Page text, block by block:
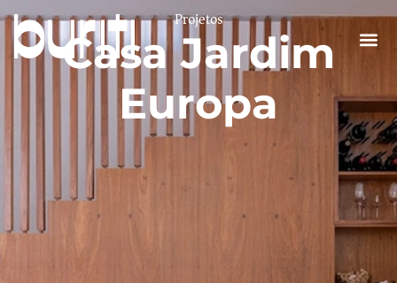
Projetos
Casa Jardim
Europa